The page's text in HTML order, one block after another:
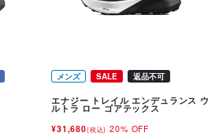
メンズ SALE 返品不可
エナジー トレイル エンデュランス ウ
ルトラ ロー ゴアテックス
¥31,680(税込) 20% OFF